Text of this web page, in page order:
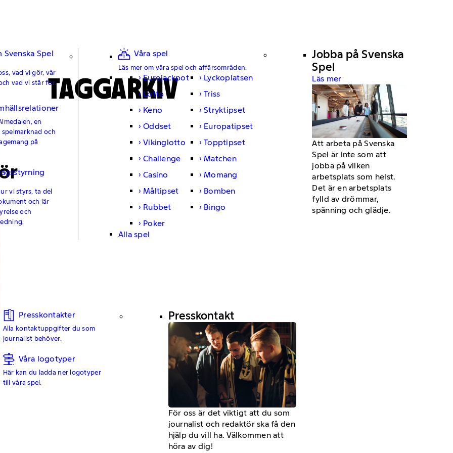
Svenska Spel
vad vi gör, vår
vad vi står för.
en
och
på
vi styrs, ta del
och lär
och
Våra spel
Läs mer om våra spel och affärsområden.
Eurojackpot
Lyckoplatsen
Lotto
Triss
Keno
Stryktipset
Oddset
Europatipset
Vikinglotto
Topptipset
Challenge
Matchen
Casino
Momang
Måltipset
Bomben
Rubbet
Bingo
Poker
Alla spel
Jobba på Svenska
Spel
Läs mer
Att arbeta på Svenska
Spel är inte som att
jobba på vilken
arbetsplats som helst.
Det är en arbetsplats
fylld av drömmar,
spänning och glädje.
Presskontakter
Alla kontaktuppgifter du som
journalist behöver.
Våra logotyper
Här kan du ladda ner logotyper
till våra spel.
Presskontakt
För oss är det viktigt att du som
journalist och redaktör ska få den
hjälp du vill ha. Välkommen att
höra av dig!
TAGGARKIV